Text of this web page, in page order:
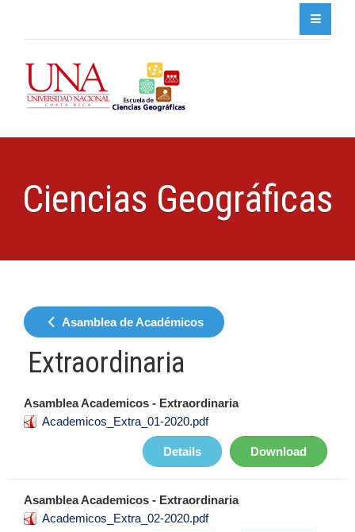
Ciencias Geográficas
Asamblea de Académicos
Extraordinaria
Asamblea Academicos - Extraordinaria
Academicos_Extra_01-2020.pdf
Download
Details
Asamblea Academicos - Extraordinaria
Academicos_Extra_02-2020.pdf